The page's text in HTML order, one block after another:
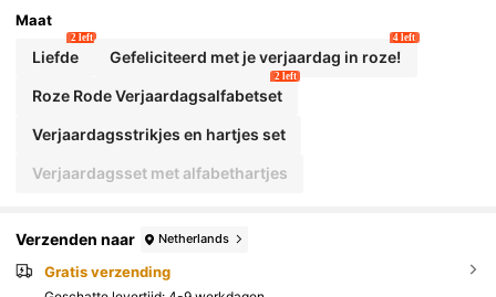
Maat
Liefde
2 left
Gefeliciteerd met je verjaardag in roze!
4 left
Roze Rode Verjaardagsalfabetset
2 left
Verjaardagsstrikjes en hartjes set
Verjaardagsset met alfabethartjes
Verzenden naar Netherlands
Gratis verzending